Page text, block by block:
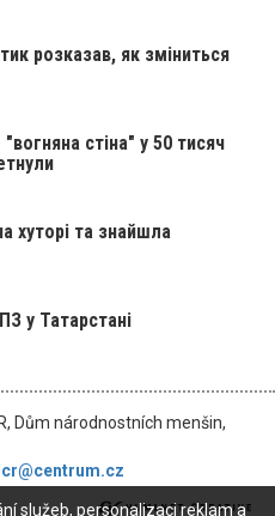
розказав, як зміниться
стіна" у 50 тисяч
хуторі та знайшла
у Татарстані
Dům národnostních menšin,
služeb, personalizaci reklam a